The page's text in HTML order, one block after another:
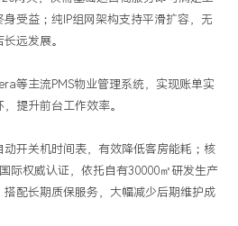
受益；纯IP组网架构支持平滑扩容，无
远发展。
等主流PMS物业管理系统，实现账单实
提升前台工作效率。
动开关机时间表，有效降低客房能耗；核
际权威认证，依托自有30000㎡研发生产
配长期质保服务，大幅减少后期维护成